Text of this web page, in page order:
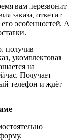
вам перезвонит
заказа, ответит
особенностей. А
получив
укомплектовав
на
Получает
телефон и ждёт